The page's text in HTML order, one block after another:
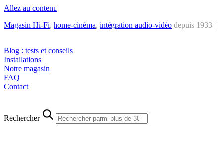
Allez au contenu
Magasin Hi-Fi, home-cinéma, intégration audio-vidéo depuis 1933 |
Blog : tests et conseils
Installations
Notre magasin
FAQ
Contact
Rechercher